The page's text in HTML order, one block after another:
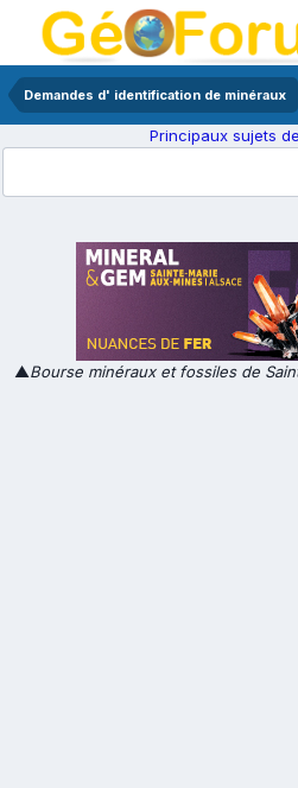
Demandes d' identification de minéraux
Principaux sujets
▲Bourse minéraux et fossiles de